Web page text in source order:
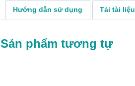
Hướng dẫn sử dụng Tải tài liệu
Sản phẩm tương tự